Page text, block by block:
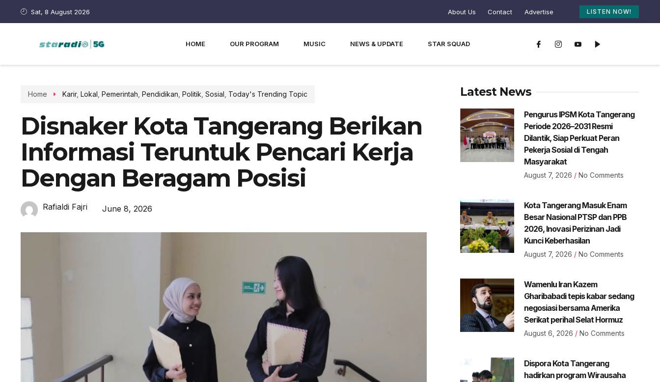
Sat, 8 August 2026 About Us Contact Advertise LISTEN NOW!
HOME OUR PROGRAM MUSIC NEWS & UPDATE STAR SQUAD
Home Karir, Lokal Pemerintah Pendidikan Politik Sosial Today's Trending Topic
Disnaker Kota Tangerang Berikan
Informasi Teruntuk Pencari Kerja
Dengan Beragam Posisi
Rafialdi Fajri June 8, 2026
Latest News
Pengurus IPSM Kota Tangerang
Periode 2026–2031 Resmi
Dilantik, Siap Perkuat Peran
Pekerja Sosial di Tengah
Masyarakat
August 7, 2026 No Comments
Kota Tangerang Masuk Enam
Besar Nasional PTSP dan PPB
2026, Inovasi Perizinan Jadi
Kunci Keberhasilan
August 7, 2026 No Comments
Wamenlu Iran Kazem
Gharibabadi tepis kabar sedang
negosiasi bersama Amerika
Serikat perihal Selat Hormuz
August 6, 2026 No Comments
Dispora Kota Tangerang
hadirkan program Wirausaha